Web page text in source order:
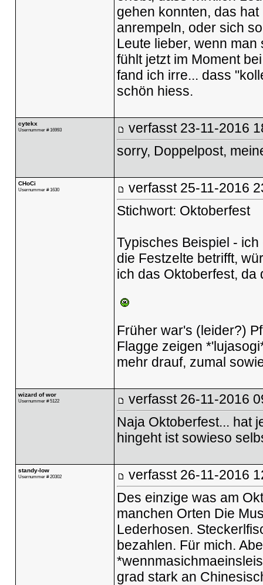
gehen konnten, das
anrempeln, oder sich
Leute lieber, wenn
fühlt jetzt im Moment
fand ich irre... dass
schön hiess.
cytekx
Usernummer # 16993 verfasst 23-11-2016
sorry, Doppelpost,
CHoCi
Usernummer # 1630 verfasst 25-11-2016
Stichwort: Oktoberfest
Typisches Beispiel -
die Festzelte betrifft,
ich das Oktoberfest, da
Früher war's (leider?)
Flagge zeigen
mehr drauf, zumal
wizard of wor
Usernummer # 5122 verfasst 26-11-2016
Naja Oktoberfest... hat
hingeht ist sowieso
standy-low
Usernummer # 20302 verfasst 26-11-2016
Des einzige was am
manchen Orten Die
Lederhosen.
bezahlen. Für mich.
grad stark an